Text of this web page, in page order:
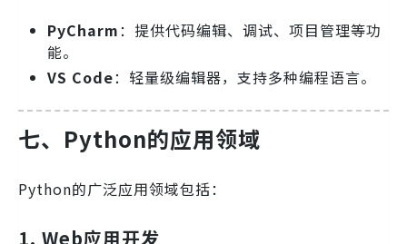
PyCharm：提供代码编辑、调试、项目管理等功
能。
VS Code：轻量级编辑器，支持多种编程语言。
七、Python的应用领域
Python的广泛应用领域包括：
1. Web应用开发